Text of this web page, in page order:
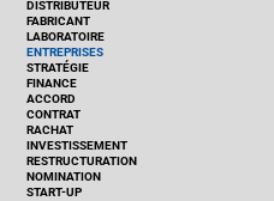
DISTRIBUTEUR
FABRICANT
LABORATOIRE
ENTREPRISES
STRATÉGIE
FINANCE
ACCORD
CONTRAT
RACHAT
INVESTISSEMENT
RESTRUCTURATION
NOMINATION
START-UP